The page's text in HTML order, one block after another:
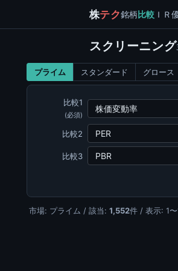
株テク銘柄比較 ＩＲ
スクリーニング
プライム スタンダード グロース
比較1
(必須)
比較2
比較3
市場: プライム / 該当: 1,552件 / 表示: 1